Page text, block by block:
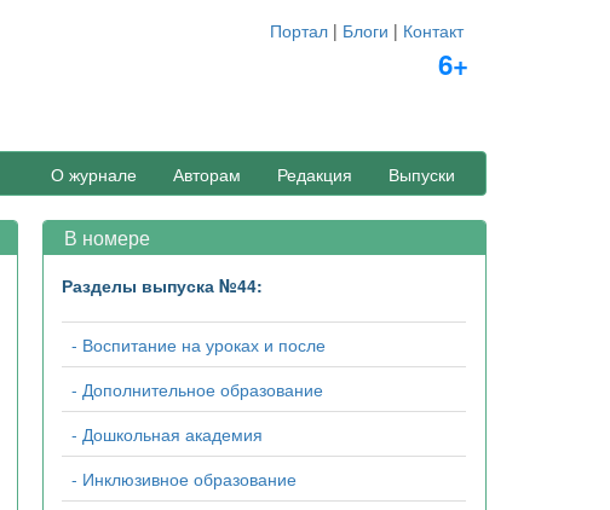
Портал| Блоги | Контакт
6+
О журнале Авторам Редакция Выпуски
В номере
Разделы выпуска №44:
- Воспитание на уроках и после
- Дополнительное образование
- Дошкольная академия
- Инклюзивное образование